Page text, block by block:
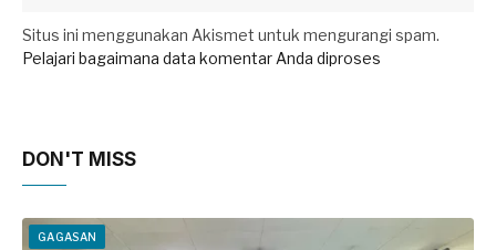
Situs ini menggunakan Akismet untuk mengurangi spam.
Pelajari bagaimana data komentar Anda diproses
DON'T MISS
GAGASAN